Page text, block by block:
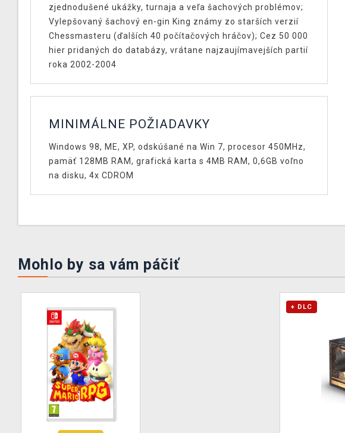
zjednodušené ukážky, turnaja a veľa šachových problémov;
Vylepšovaný šachový en-gin King známy zo starších verzií
Chessmasteru (ďalších 40 počítačových hráčov); Cez 50 000
hier pridaných do databázy, vrátane najzaujímavejších partií
roka 2002-2004
MINIMÁLNE POŽIADAVKY
Windows 98, ME, XP, odskúšané na Win 7, procesor 450MHz,
pamäť 128MB RAM, grafická karta s 4MB RAM, 0,6GB voľno
na disku, 4x CDROM
Mohlo by sa vám páčiť
+ DLC